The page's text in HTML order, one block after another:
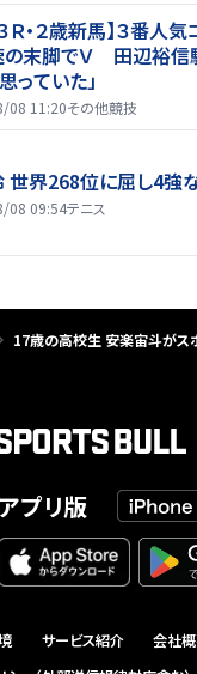
Ｒ・２歳新馬】３番人
末脚でＶ 田辺裕信
っていた」
08 11:20その他競技
世界268位に屈し4強
08 09:54テニス
17歳の高校生 安楽宙斗がス
アプリ版
サービス紹介 会社